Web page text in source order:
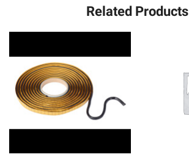
Related Products